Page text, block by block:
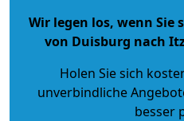
Wir legen los, wenn Sie
von Duisburg nach
Holen Sie sich
unverbindliche
besser